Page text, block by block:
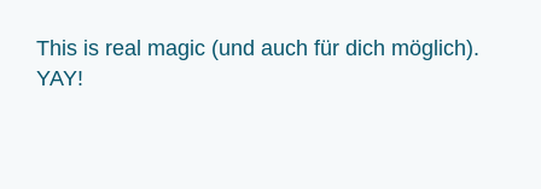
This is real magic (und auch für dich möglich).
YAY!